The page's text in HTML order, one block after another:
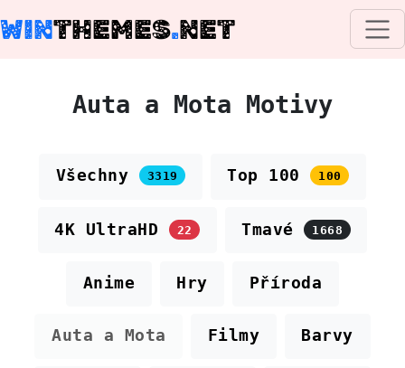
WINTHEMES.NET
Auta a Mota Motivy
Všechny 3319 Top 100 100
4K UltraHD 22 Tmavé 1668
Anime Hry Příroda
Auta a Mota Filmy Barvy